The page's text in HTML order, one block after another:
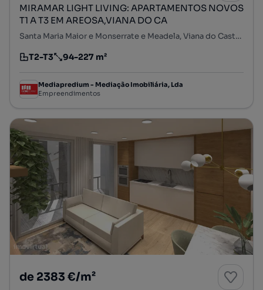
MIRAMAR LIGHT LIVING: APARTAMENTOS NOVOS
T1 A T3 EM AREOSA,VIANA DO CA
Santa Maria Maior e Monserrate e Meadela, Viana do Castelo, Viana do Castelo
Tipologia
T2-T3
Preço por metro quadrado
94-227 m²
Mediapredium - Mediação Imobiliária, Lda
Empreendimentos
de 2383 €/m²